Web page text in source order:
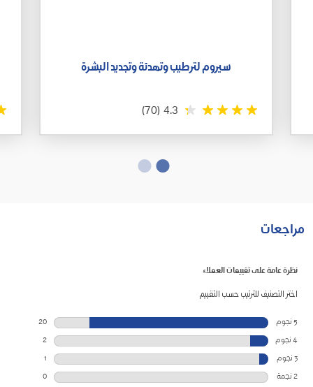
سيروم لترطيب وتهدئة وتجديد البشرة
4.3
(70)
مراجعات
نظرة عامة على تقييمات العملاء
اختر التصنيف للترتيب حسب التقييم
5 نجوم
نجوم
20
20
5
4 نجوم نجوم
2
2
مراجعات
3 نجوم نجوم
1
1
2 نجمة نجوم
0